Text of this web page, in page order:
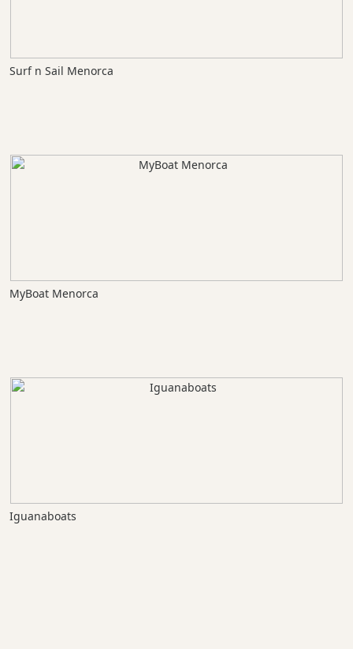
Surf n Sail Menorca
MyBoat Menorca
Iguanaboats